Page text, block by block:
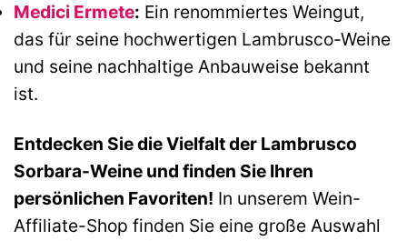
Medici Ermete: Ein renommiertes Weingut,
das für seine hochwertigen Lambrusco-Weine
und seine nachhaltige Anbauweise bekannt
ist.
Entdecken Sie die Vielfalt der Lambrusco
Sorbara-Weine und finden Sie Ihren
persönlichen Favoriten! In unserem Wein-
Affiliate-Shop finden Sie eine große Auswahl